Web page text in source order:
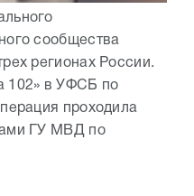
сообщества
регионах России.
102» в УФСБ по
проходила
ГУ МВД по